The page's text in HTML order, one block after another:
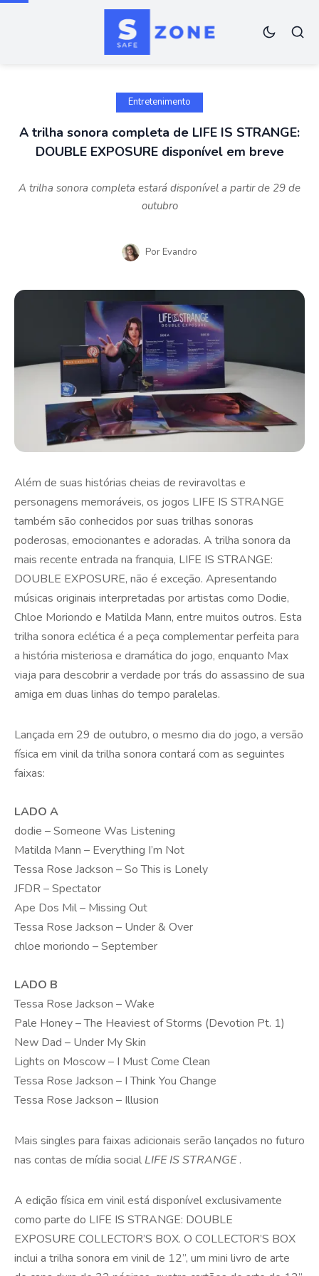
Entretenimento
A trilha sonora completa de LIFE IS STRANGE:
DOUBLE EXPOSURE disponível em breve
A trilha sonora completa estará disponível a partir de 29 de
outubro
Por Evandro
Além de suas histórias cheias de reviravoltas e
personagens memoráveis, os jogos LIFE IS STRANGE
também são conhecidos por suas trilhas sonoras
poderosas, emocionantes e adoradas. A trilha sonora da
mais recente entrada na franquia, LIFE IS STRANGE:
DOUBLE EXPOSURE, não é exceção. Apresentando
músicas originais interpretadas por artistas como Dodie,
Chloe Moriondo e Matilda Mann, entre muitos outros. Esta
trilha sonora eclética é a peça complementar perfeita para
a história misteriosa e dramática do jogo, enquanto Max
viaja para descobrir a verdade por trás do assassino de sua
amiga em duas linhas do tempo paralelas.
Lançada em 29 de outubro, o mesmo dia do jogo, a versão
física em vinil da trilha sonora contará com as seguintes
faixas:
LADO A
dodie – Someone Was Listening
Matilda Mann – Everything I’m Not
Tessa Rose Jackson – So This is Lonely
JFDR – Spectator
Ape Dos Mil – Missing Out
Tessa Rose Jackson – Under & Over
chloe moriondo – September
LADO B
Tessa Rose Jackson – Wake
Pale Honey – The Heaviest of Storms (Devotion Pt. 1)
New Dad – Under My Skin
Lights on Moscow – I Must Come Clean
Tessa Rose Jackson – I Think You Change
Tessa Rose Jackson – Illusion
Mais singles para faixas adicionais serão lançados no futuro
nas contas de mídia social LIFE IS STRANGE.
A edição física em vinil está disponível exclusivamente
como parte do LIFE IS STRANGE: DOUBLE
EXPOSURE COLLECTOR’S BOX. O COLLECTOR’S BOX
inclui a trilha sonora em vinil de 12”, um mini livro de arte